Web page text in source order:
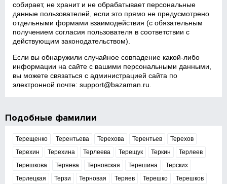
собирает, не хранит и не обрабатывает персональные
данные пользователей, если это прямо не предусмотрено
отдельными формами взаимодействия (с обязательным
получением согласия пользователя в соответствии с
действующим законодательством).
Если вы обнаружили случайное совпадение какой‑либо
информации на сайте с вашими персональными данными,
вы можете связаться с администрацией сайта по
электронной почте:support@bazaman.ru
Подобные фамилии
Терещенко Терентьева Терехова Терентьев
Терехов
Терехин
Терехина Терлеева Терещук Теркин
Терлеев
Терешкова
Теряева Терновская Терешина
Терских
Терлецкая
Терзи Терновая Теряев Терешко Терешков